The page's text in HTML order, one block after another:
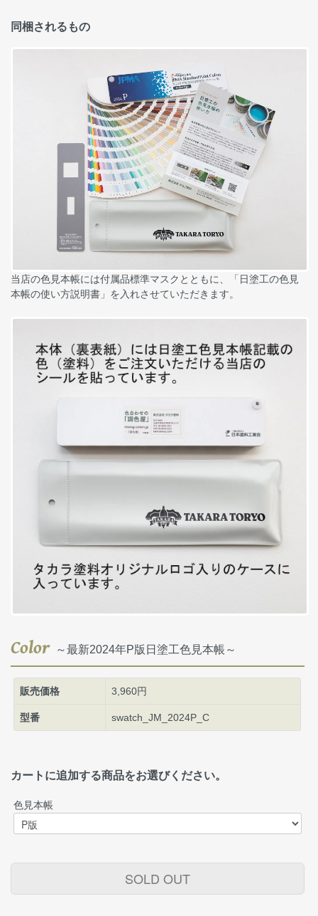
同梱されるもの
当店の色見本帳には付属品標準マスクとともに、「日塗工の色見
本帳の使い方説明書」を入れさせていただきます。
Color～最新2024年P版日塗工色見本帳～
販売価格 3,960円
型番 swatch_JM_2024P_C
カートに追加する商品をお選びください。
色見本帳
SOLD OUT